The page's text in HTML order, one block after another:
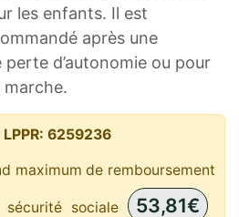
les enfants. Il est
après une
d’autonomie ou pour
marche.
6259236
maximum de remboursement
sociale 53,81€